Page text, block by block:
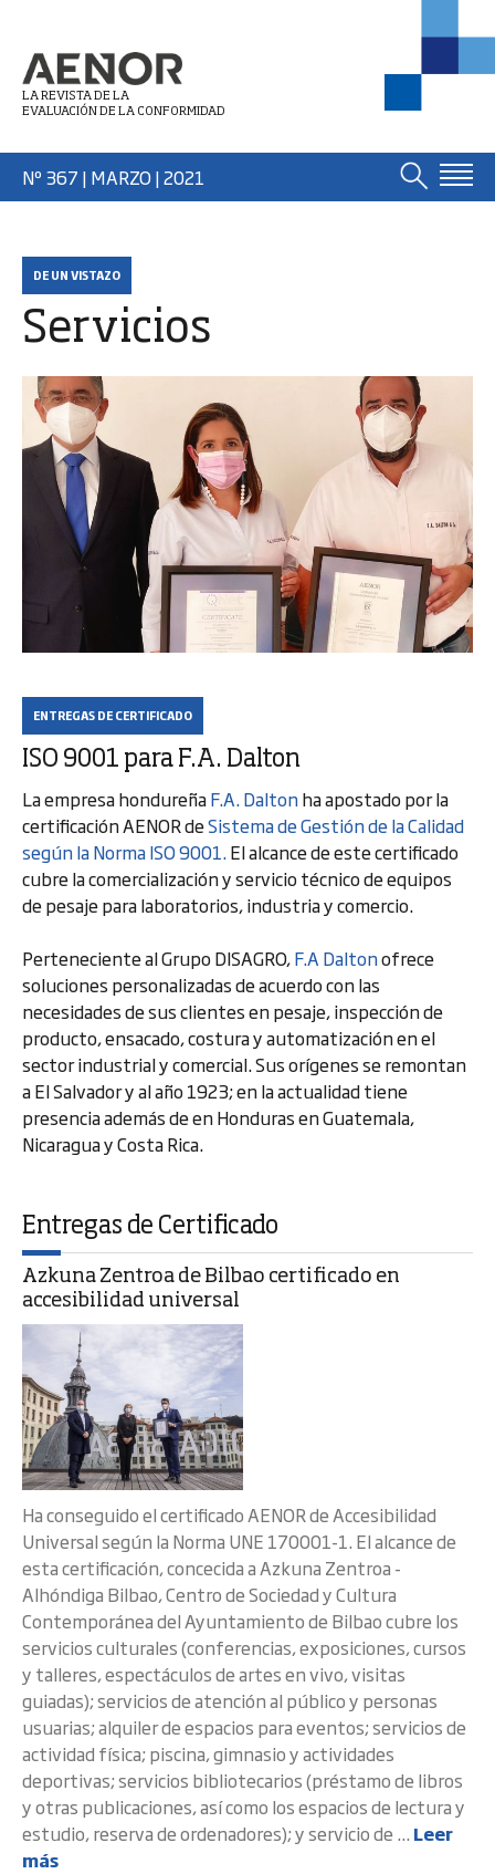
LA REVISTA DE LA
EVALUACIÓN DE LA CONFORMIDAD
Nº 367 | MARZO| 2021
DE UN VISTAZO
Servicios
ENTREGAS DE CERTIFICADO
ISO 9001 para F.A. Dalton
La empresa hondureñaF.A. Daltonha apostado por la
certificación AENOR deSistema de Gestión de la Calidad
según la Norma ISO 9001.El alcance de este certificado
cubre la comercialización y servicio técnico de equipos
de pesaje para laboratorios, industria y comercio.
Perteneciente al Grupo DISAGRO,F.A Daltonofrece
soluciones personalizadas de acuerdo con las
necesidades de sus clientes en pesaje, inspección de
producto, ensacado, costura y automatización en el
sector industrial y comercial. Sus orígenes se remontan
a El Salvador y al año 1923; en la actualidad tiene
presencia además de en Honduras en Guatemala,
Nicaragua y Costa Rica.
Entregas de Certificado
Azkuna Zentroa de Bilbao certificado en
accesibilidad universal
Ha conseguido el certificado AENOR de Accesibilidad
Universal según la Norma UNE 170001-1. El alcance de
esta certificación, concecida a Azkuna Zentroa -
Alhóndiga Bilbao, Centro de Sociedad y Cultura
Contemporánea del Ayuntamiento de Bilbao cubre los
servicios culturales (conferencias, exposiciones, cursos
y talleres, espectáculos de artes en vivo, visitas
guiadas); servicios de atención al público y personas
usuarias; alquiler de espacios para eventos; servicios de
actividad física; piscina, gimnasio y actividades
deportivas; servicios bibliotecarios (préstamo de libros
y otras publicaciones, así como los espacios de lectura y
estudio, reserva de ordenadores); y servicio de ... Leer
más